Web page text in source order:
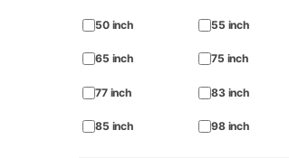
50 inch 55 inch
65 inch 75 inch
77 inch 83 inch
85 inch 98 inch